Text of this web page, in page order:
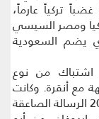
تركياً عارماً،
ومصر السيسي
يضم السعودية
اشتباك من نوع
مع أنقرة. وكانت
محاولة الانقلاب في منتصف تموز/ يوليو 2016 الرسالة الصاعقة